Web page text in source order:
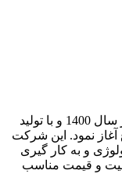
شرکت شاهین پلیمر فرزان فعالیت خود را از سال 1400 و با تولید
نمود. این شرکت
و به کار گیری
و قیمت مناسب